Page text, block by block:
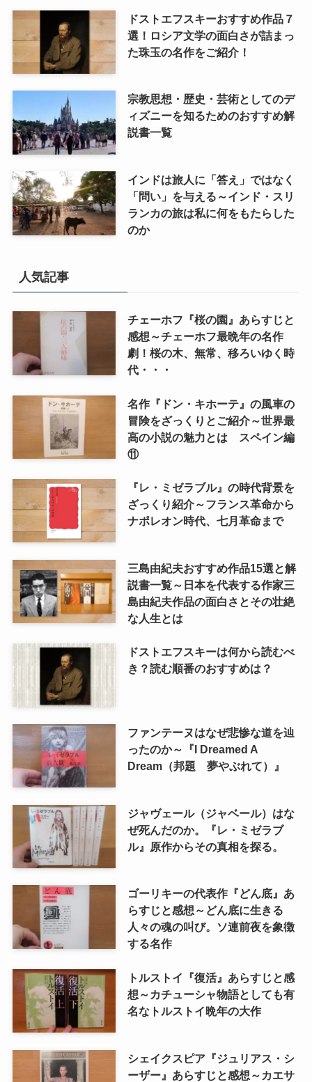
ドストエフスキーおすすめ作品７
選！ロシア文学の面白さが詰まっ
た珠玉の名作をご紹介！
宗教思想・歴史・芸術としてのデ
ィズニーを知るためのおすすめ解
説書一覧
インドは旅人に「答え」ではなく
「問い」を与える～インド・スリ
ランカの旅は私に何をもたらした
のか
人気記事
チェーホフ『桜の園』あらすじと
感想～チェーホフ最晩年の名作
劇！桜の木、無常、移ろいゆく時
代・・・
名作『ドン・キホーテ』の風車の
冒険をざっくりとご紹介～世界最
高の小説の魅力とは スペイン編
⑪
『レ・ミゼラブル』の時代背景を
ざっくり紹介～フランス革命から
ナポレオン時代、七月革命まで
三島由紀夫おすすめ作品15選と解
説書一覧～日本を代表する作家三
島由紀夫作品の面白さとその壮絶
な人生とは
ドストエフスキーは何から読むべ
き？読む順番のおすすめは？
ファンテーヌはなぜ悲惨な道を辿
ったのか～『I Dreamed A
Dream（邦題 夢やぶれて）』
ジャヴェール（ジャベール）はな
ぜ死んだのか。『レ・ミゼラブ
ル』原作からその真相を探る。
ゴーリキーの代表作『どん底』あ
らすじと感想～どん底に生きる
人々の魂の叫び。ソ連前夜を象徴
する名作
トルストイ『復活』あらすじと感
想～カチューシャ物語としても有
名なトルストイ晩年の大作
シェイクスピア『ジュリアス・シ
ーザー』あらすじと感想～カエサ